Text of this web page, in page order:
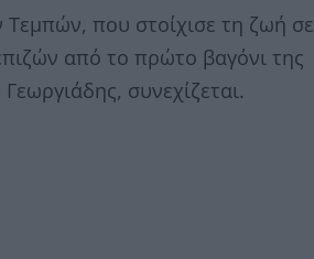
Τεμπών, που στοίχισε τη ζωή σε
από το πρώτο βαγόνι της
συνεχίζεται.